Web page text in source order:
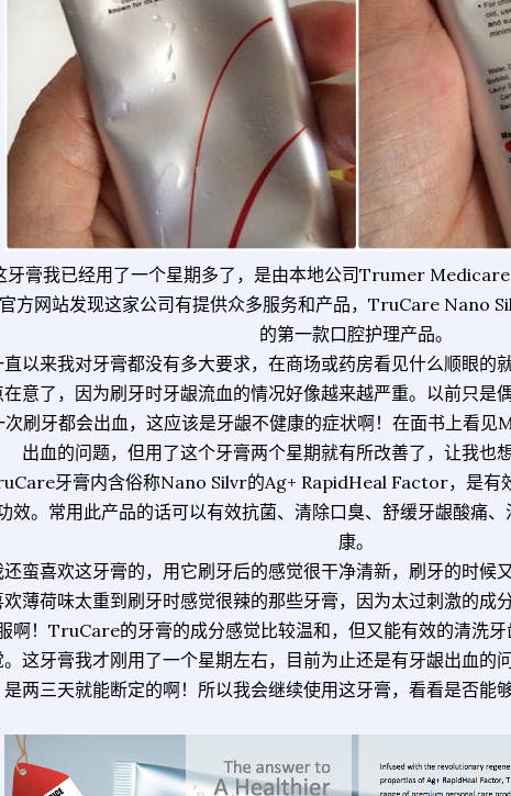
牙膏我已经用了一个星期多了，是由本地公司Trumer
方网站发现这家公司有提供众多服务和产品，TruCare Nano
的第一款口腔护理产品。
直以来我对牙膏都没有多大要求，在商场或药房看见什么顺眼的
在意了，因为刷牙时牙龈流血的情况好像越来越严重。以前只是
次刷牙都会出血，这应该是牙龈不健康的症状啊！在面书上看见
出血的问题，但用了这个牙膏两个星期就有所改善了，让我也
牙膏内含俗称Nano Silvr的Ag+ RapidHeal Factor，是有
效。常用此产品的话可以有效抗菌、清除口臭、舒缓牙龈酸痛
康。
还蛮喜欢这牙膏的，用它刷牙后的感觉很干净清新，刷牙的时候
欢薄荷味太重到刷牙时感觉很辣的那些牙膏，因为太过刺激的成
啊！TruCare的牙膏的成分感觉比较温和，但又能有效的清洗
。这牙膏我才刚用了一个星期左右，目前为止还是有牙龈出血的
是两三天就能断定的啊！所以我会继续使用这牙膏，看看是否能